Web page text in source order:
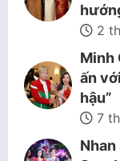
2
Minh
ấn
hậu”
7
Nhan